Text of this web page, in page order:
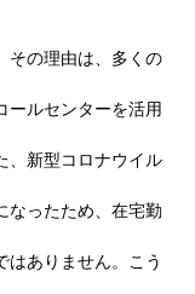
その理由は、多くの
ールセンターを活用
、新型コロナウイル
なったため、在宅勤
はありません。こう